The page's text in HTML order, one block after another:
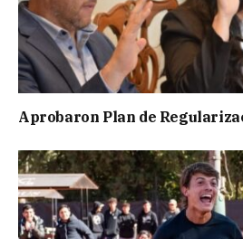
Aprobaron Plan de